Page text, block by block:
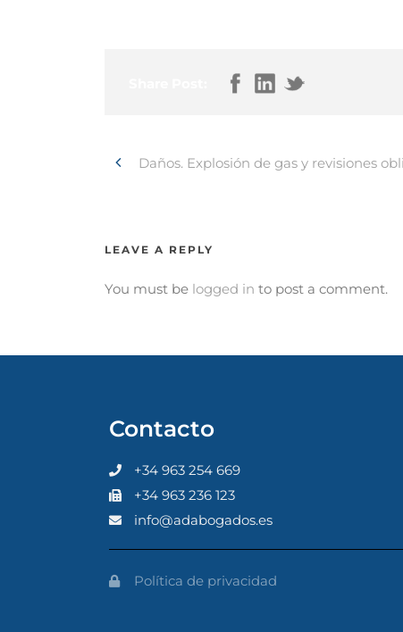
Daños. Explosión de gas y revisiones
LEAVE A REPLY
You must be logged in to post a comment.
Contacto
+34 963 254 669
+34 963 236 123
info@adabogados.es
Política de privacidad